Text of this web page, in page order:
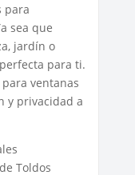
para
sea que
jardín o
para ti.
ventanas
y privacidad a
Toldos